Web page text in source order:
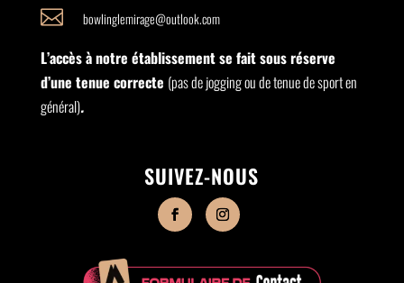
 bowlinglemirage@outlook.com
L’accès à notre établissement se fait sous réserve
d’une tenue correcte (pas de jogging ou de tenue de sport en
général).
SUIVEZ-NOUS